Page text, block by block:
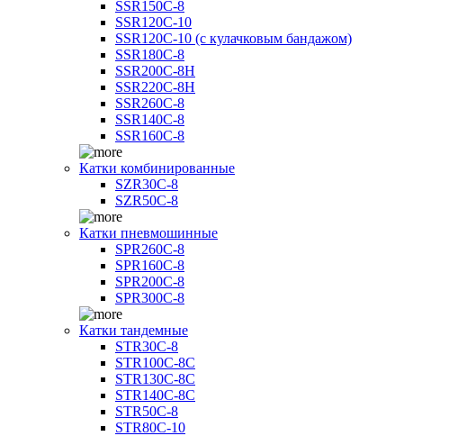
SSR150C-8
SSR120C-10
SSR120C-10 (с кулачковым бандажом)
SSR180C-8
SSR200C-8H
SSR220C-8H
SSR260C-8
SSR140C-8
SSR160C-8
Катки комбинированные
SZR30C-8
SZR50C-8
Катки пневмошинные
SPR260C-8
SPR160C-8
SPR200C-8
SPR300C-8
Катки тандемные
STR30C-8
STR100C-8С
STR130C-8С
STR140C-8С
STR50C-8
STR80C-10